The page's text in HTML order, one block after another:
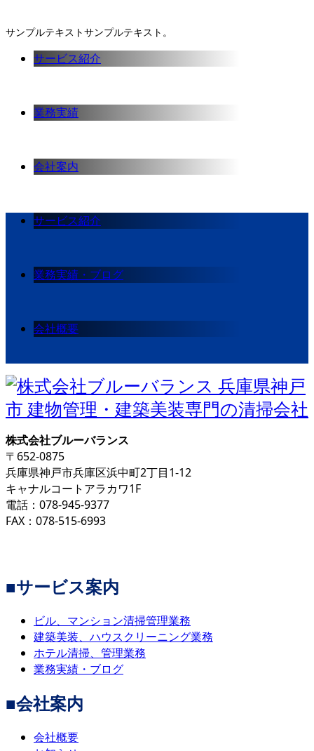
サンプルテキストサンプルテキスト。
サービス紹介
業務実績
会社案内
サービス紹介
業務実績・ブログ
会社概要
株式会社ブルーバランス
〒652-0875
兵庫県神戸市兵庫区浜中町2丁目1-12
キャナルコートアラカワ1F
電話：078-945-9377
FAX：078-515-6993
■サービス案内
ビル、マンション清掃管理業務
建築美装、ハウスクリーニング業務
ホテル清掃、管理業務
業務実績・ブログ
■会社案内
会社概要